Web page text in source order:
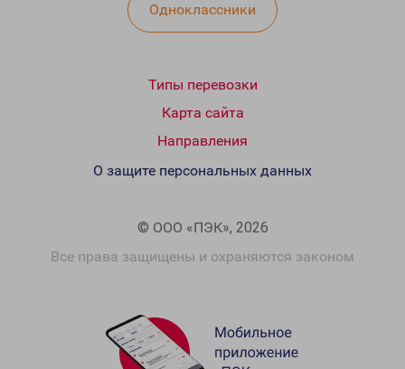
Одноклассники
Типы перевозки
Карта сайта
Направления
© ООО «ПЭК», 2026
Все права защищены и охраняются законом
О защите персональных данных